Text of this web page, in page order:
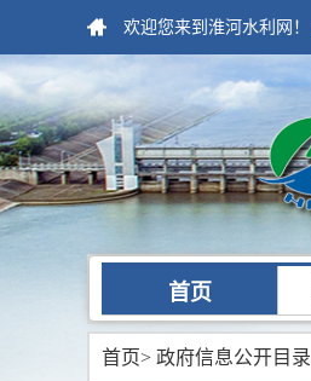
欢迎您来到淮河水利网！
首页
首页> 政府信息公开目录